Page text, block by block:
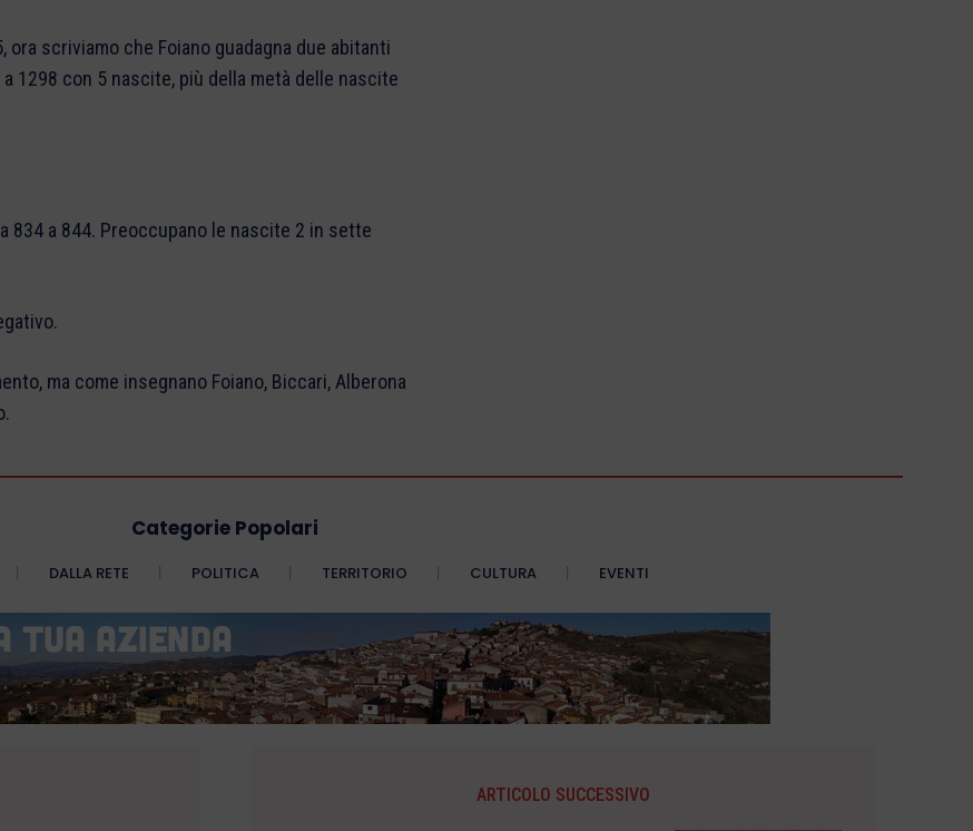
scriviamo che Foiano guadagna due abitanti
1298 con 5 nascite, più della metà delle nascite
834 a 844. Preoccupano le nascite 2 in sette
ma come insegnano Foiano, Biccari, Alberona
Categorie Popolari
DALLA RETE POLITICA TERRITORIO CULTURA EVENTI
ARTICOLO SUCCESSIVO